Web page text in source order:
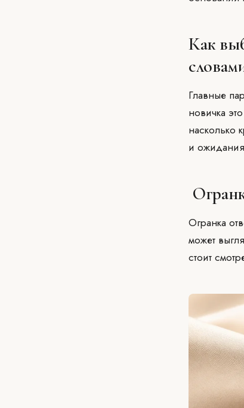
Как
Главные
новичка
насколько
и
Огранка
может
стоит